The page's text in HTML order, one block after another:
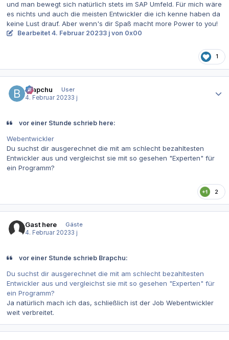
und man bewegt sich natürlich stets im SAP Umfeld. Für mich wäre
es nichts und auch die meisten Entwickler die ich kenne haben da
keine Lust drauf. Aber wenn's dir Spaß macht more Power to you!
Bearbeitet4. Februar 20233 j von 0x00
1
Brapchu
User
4. Februar 20233 j
vor einer Stunde schrieb here:
Webentwickler
Du suchst dir ausgerechnet die mit am schlecht bezahltesten
Entwickler aus und vergleichst sie mit so gesehen "Experten" für
ein Programm?
2
Gast here
Gäste
4. Februar 20233 j
vor einer Stunde schrieb Brapchu:
Du suchst dir ausgerechnet die mit am schlecht bezahltesten
Entwickler aus und vergleichst sie mit so gesehen "Experten" für
ein Programm?
Ja natürlich mach ich das, schließlich ist der Job Webentwickler
weit verbreitet.